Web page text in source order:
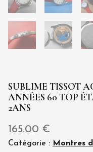
SUBLIME TISSOT
ANNÉES 60 TOP
2ANS
165.00 €
Catégorie : Montres